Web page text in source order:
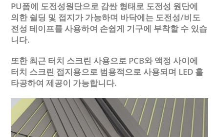
PU폼에 도전성원단으로 감싼 형태로 도전성 원단에
의한 쉴딩 및 접지가 가능하며 바닥에는 도전성/비도
전성 테이프를 사용하여 손쉽게 기구에 부착할 수 있습
니다.
또한 최근 터치 스크린 사용으로 PCB와 액정 사이에
터치 스크린 접지용으로 범용적으로 사용되며 LED 홀
타공하여 제공이 가능합니다.